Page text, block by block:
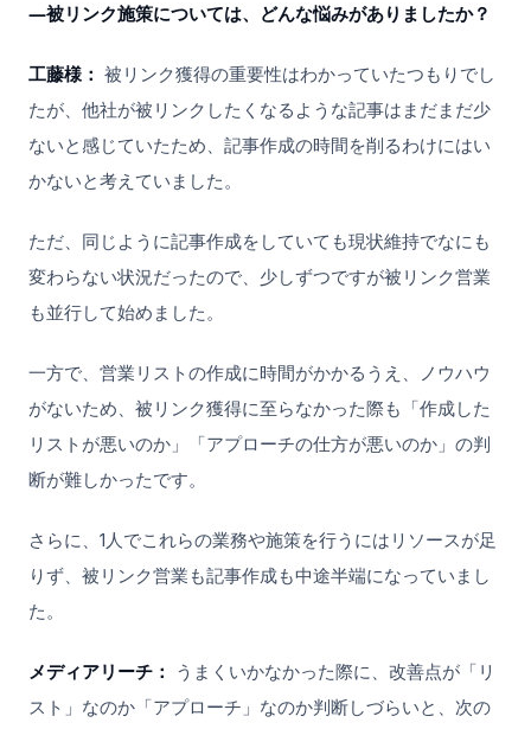
―被リンク施策については、どんな悩みがありましたか？
工藤様： 被リンク獲得の重要性はわかっていたつもりでし
たが、他社が被リンクしたくなるような記事はまだまだ少
ないと感じていたため、記事作成の時間を削るわけにはい
かないと考えていました。
ただ、同じように記事作成をしていても現状維持でなにも
変わらない状況だったので、少しずつですが被リンク営業
も並行して始めました。
一方で、営業リストの作成に時間がかかるうえ、ノウハウ
がないため、被リンク獲得に至らなかった際も「作成した
リストが悪いのか」「アプローチの仕方が悪いのか」の判
断が難しかったです。
さらに、1人でこれらの業務や施策を行うにはリソースが足
りず、被リンク営業も記事作成も中途半端になっていまし
た。
メディアリーチ：
うまくいかなかった際に、改善点が「リ
スト」なのか「アプローチ」なのか判断しづらいと、次の